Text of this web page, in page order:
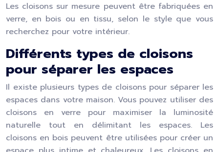
Les cloisons sur mesure peuvent être fabriquées en
verre, en bois ou en tissu, selon le style que vous
recherchez pour votre intérieur.
Différents types de cloisons
pour séparer les espaces
Il existe plusieurs types de cloisons pour séparer les
espaces dans votre maison. Vous pouvez utiliser des
cloisons en verre pour maximiser la luminosité
naturelle tout en délimitant les espaces. Les
cloisons en bois peuvent être utilisées pour créer un